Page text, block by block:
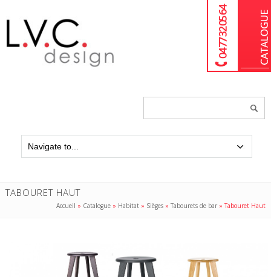
04 77 32 05 64
TABOURET HAUT
Accueil » Catalogue » Habitat » Sièges »Tabourets de bar »Tabouret Haut